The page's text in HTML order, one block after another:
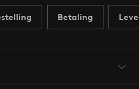
Betaling